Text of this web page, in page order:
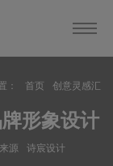
： 首页
创意灵感汇
形象设计
来源 诗宸设计